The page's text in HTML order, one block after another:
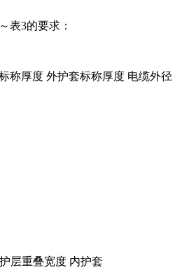
表3的要求：
称厚度 外护套标称厚度 电缆外径
层重叠宽度 内护套